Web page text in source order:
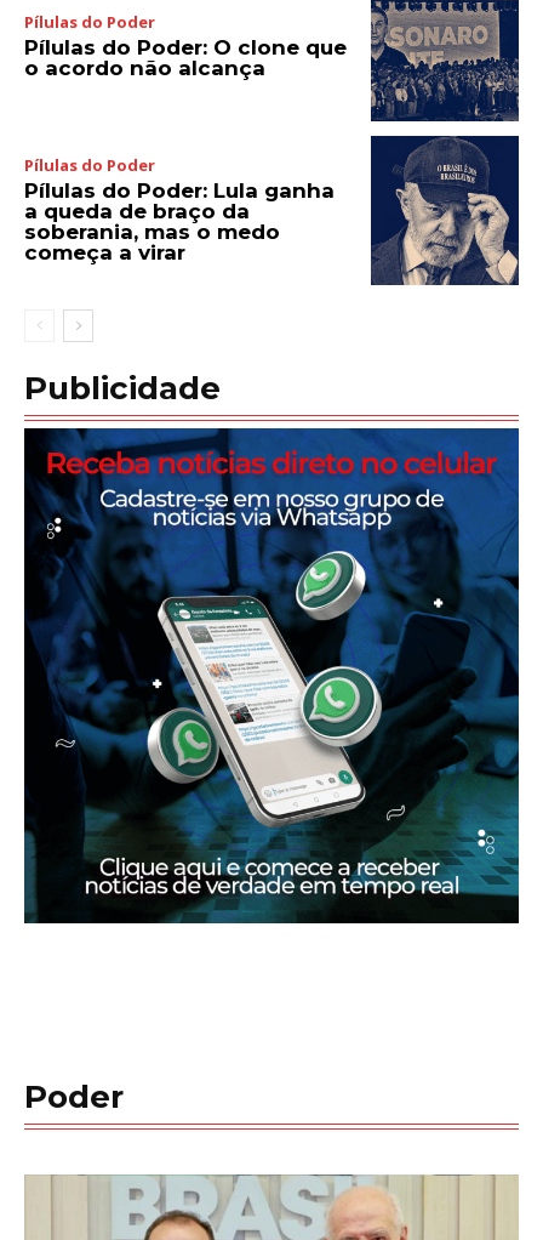
Pílulas do Poder
Pílulas do Poder: O clone que
o acordo não alcança
Pílulas do Poder
Pílulas do Poder: Lula ganha
a queda de braço da
soberania, mas o medo
começa a virar
Publicidade
Poder